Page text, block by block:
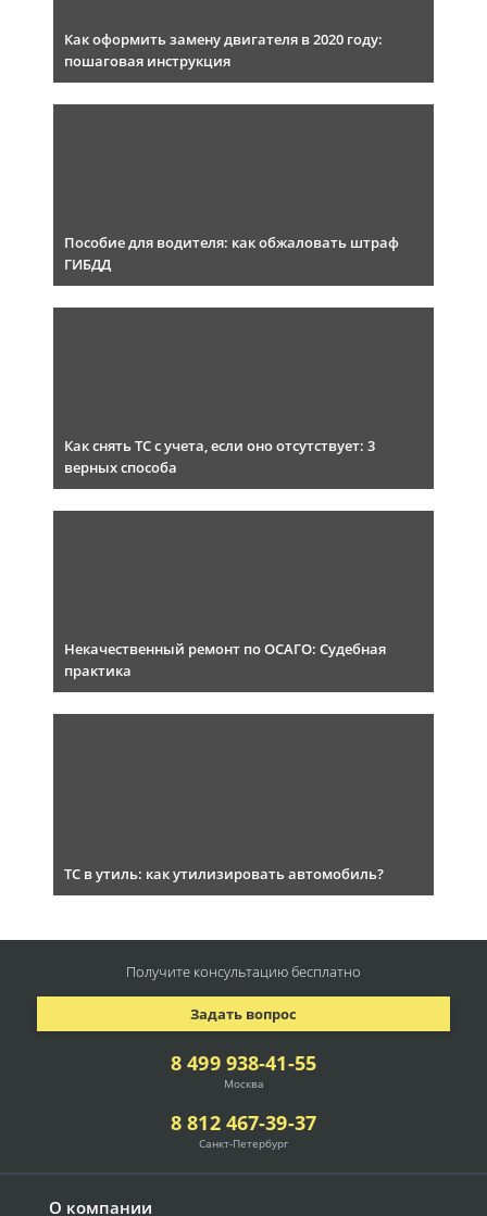
Как оформить замену двигателя в 2020 году:
пошаговая инструкция
Пособие для водителя: как обжаловать штраф
ГИБДД
Как снять ТС с учета, если оно отсутствует: 3
верных способа
Некачественный ремонт по ОСАГО: Судебная
практика
ТС в утиль: как утилизировать автомобиль?
О компании
8 499 938-41-55
Москва
8 812 467-39-37
Санкт-Петербург
Задать вопрос
Получите консультациюбесплатно